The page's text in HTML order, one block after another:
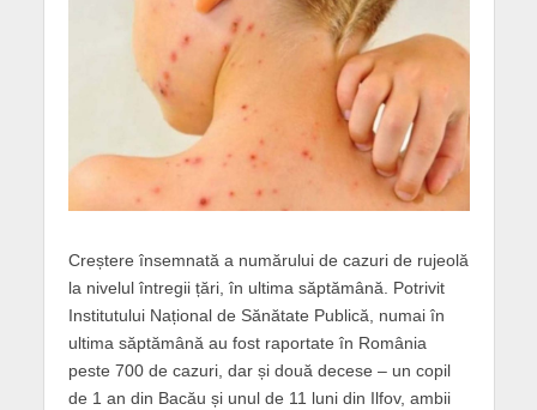
Creștere însemnată a numărului de cazuri de rujeolă
la nivelul întregii țări, în ultima săptămână. Potrivit
Institutului Național de Sănătate Publică, numai în
ultima săptămână au fost raportate în România
peste 700 de cazuri, dar și două decese – un copil
de 1 an din Bacău și unul de 11 luni din Ilfov, ambii